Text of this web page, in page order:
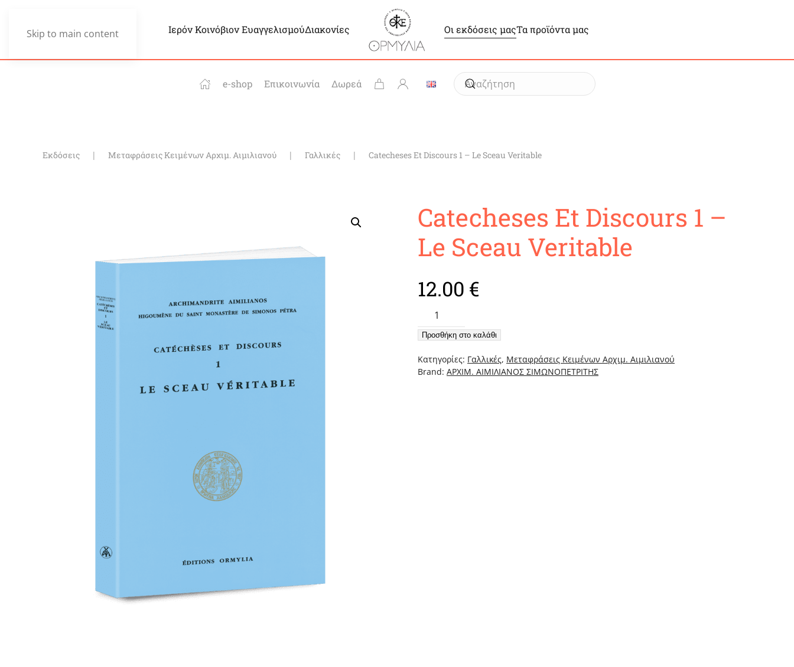
Skip to main content Ιερόν Κοινόβιον ΕυαγγελισμούΔιακονίες Οι εκδόσεις μαςΤα προϊόντα μας
e-shop Επικοινωνία Δωρεά
Εκδόσεις Μεταφράσεις Κειμένων Αρχιμ. Αιμιλιανού Γαλλικές Catecheses Et Discours 1 – Le Sceau Veritable
Catecheses Et Discours 1 –
Le Sceau Veritable
12.00 €
Catecheses
Et
Discours
–
Προσθήκη στο καλάθι
Κατηγορίες: Γαλλικές, Μεταφράσεις Κειμένων Αρχιμ. Αιμιλιανού
Brand: ΑΡΧΙΜ. ΑΙΜΙΛΙΑΝΟΣ ΣΙΜΩΝΟΠΕΤΡΙΤΗΣ